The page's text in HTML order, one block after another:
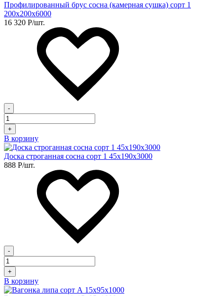
Профилированный брус сосна (камерная сушка) сорт 1
200х200х6000
16 320 Р/шт.
-
+
В корзину
Доска строганная сосна сорт 1 45х190х3000
888 Р/шт.
-
+
В корзину